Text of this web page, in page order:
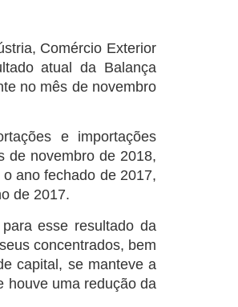
Comércio Exterior
atual da Balança
no mês de novembro
e importações
de novembro de 2018,
ano fechado de 2017,
de 2017.
esse resultado da
concentrados, bem
capital, se manteve a
houve uma redução da